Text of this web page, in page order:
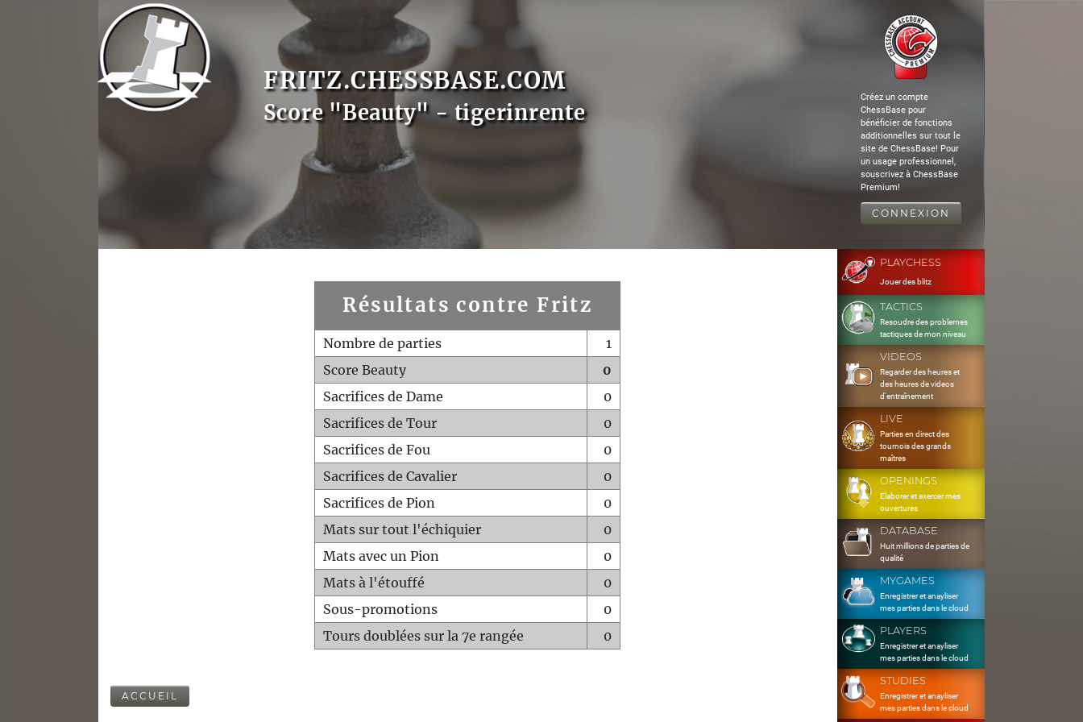
FRITZ.CHESSBASE.COM
Score "Beauty" - tigerinrente
Créez un compte
ChessBase pour
bénéficier de fonctions
additionnelles sur tout le
site de ChessBase! Pour
un usage professionnel,
souscrivez à ChessBase
Premium!
CONNEXION
Résultats contre Fritz
Nombre de parties
1
Score Beauty
0
Sacrifices de Dame
0
Sacrifices de Tour
0
Sacrifices de Fou
0
Sacrifices de Cavalier
0
Sacrifices de Pion
0
Mats sur tout l'échiquier
0
Mats avec un Pion
0
Mats à l'étouffé
0
Sous-promotions
0
Tours doublées sur la 7e rangée
0
ACCUEIL
PLAYCHESS
Jouer des blitz
TACTICS
Resoudre des problemes
tactiques de mon niveau
VIDEOS
Regarder des heures et
des heures de videos
d'entraînement
LIVE
Parties en direct des
tournois des grands
maîtres
OPENINGS
Elaborer et exercer mes
ouvertures
DATABASE
Huit millions de parties de
qualité
MYGAMES
Enregistrer et anayliser
mes parties dans le cloud
PLAYERS
Enregistrer et anayliser
mes parties dans le cloud
STUDIES
Enregistrer et anayliser
mes parties dans le cloud